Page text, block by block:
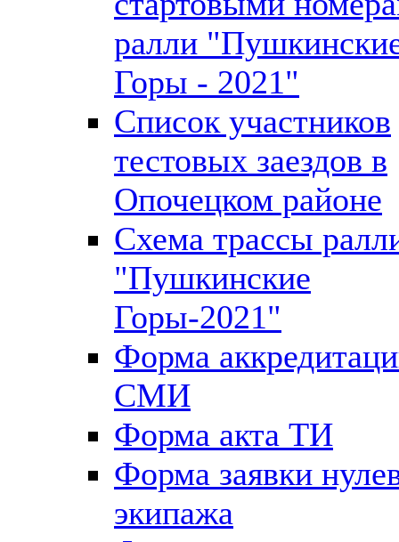
ралли
Горы - 2021"
Список участников
тестовых заездов в
Опочецком районе
Схема трассы
"Пушкинские
Горы-2021"
Форма
СМИ
Форма акта ТИ
Форма заявки
экипажа